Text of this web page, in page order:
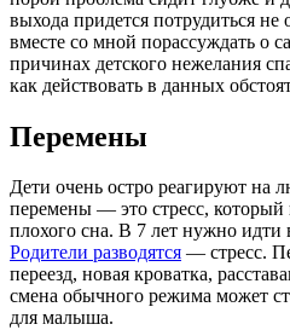
выхода придется потрудиться
вместе со мной порассуждать о
причинах детского нежелания
как действовать в данных
Перемены
Дети очень остро реагируют на
перемены — это стресс, который
плохого сна. В 7 лет нужно идти
Родители разводятся — стресс.
переезд, новая кроватка,
смена обычного режима может
для малыша.